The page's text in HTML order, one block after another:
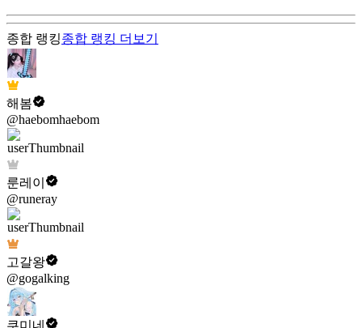
종합 랭킹종합 랭킹 더보기
해봄
@haebomhaebom
룬레이
@runeray
고갈왕
@gogalking
쿠미네